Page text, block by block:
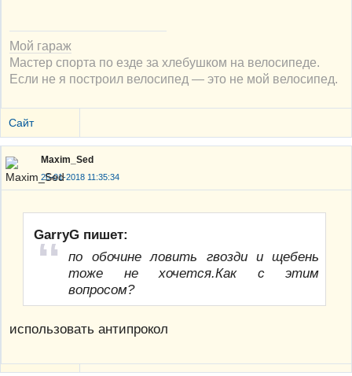
Мой гараж
Мастер спорта по езде за хлебушком на велосипеде.
Если не я построил велосипед — это не мой велосипед.
Сайт
Maxim_Sed
26-01-2018 11:35:34
GarryG пишет:
по обочине ловить гвозди и щебень
тоже не хочется.Как с этим
вопросом?
использовать антипрокол